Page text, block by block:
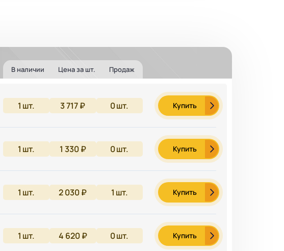
В наличии Цена за шт. Продаж
1 шт. 3 717 ₽ 0шт. Купить
1 шт. 1 330 ₽ 0шт. Купить
1 шт. 2 030 ₽ 1 шт. Купить
1 шт. 4 620 ₽ 0шт. Купить